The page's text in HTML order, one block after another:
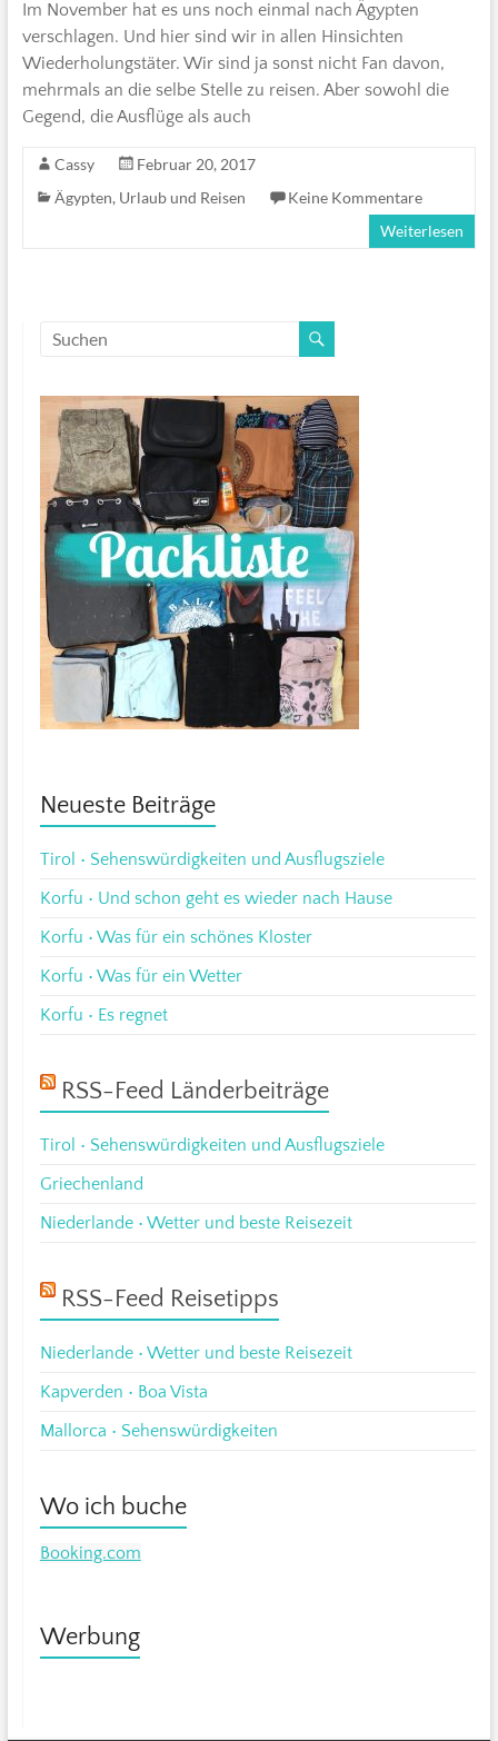
Im November hat es uns noch einmal nach Ägypten
verschlagen. Und hier sind wir in allen Hinsichten
Wiederholungstäter. Wir sind ja sonst nicht Fan davon,
mehrmals an die selbe Stelle zu reisen. Aber sowohl die
Gegend, die Ausflüge als auch
Cassy
Februar 20, 2017
Ägypten, Urlaub und Reisen
Keine Kommentare
Weiterlesen
Neueste Beiträge
Tirol • Sehenswürdigkeiten und Ausflugsziele
Korfu • Und schon geht es wieder nach Hause
Korfu • Was für ein schönes Kloster
Korfu • Was für ein Wetter
Korfu • Es regnet
RSS-Feed Länderbeiträge
Tirol • Sehenswürdigkeiten und Ausflugsziele
Griechenland
Niederlande • Wetter und beste Reisezeit
RSS-Feed Reisetipps
Niederlande • Wetter und beste Reisezeit
Kapverden • Boa Vista
Mallorca • Sehenswürdigkeiten
Wo ich buche
Booking.com
Werbung